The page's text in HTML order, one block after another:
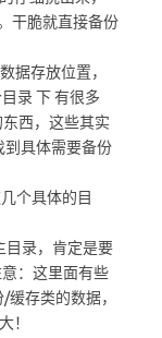
干脆就直接备份
据存放位置，
录 下 有很多
西，这些其实
具体需要备份
个具体的目
目录，肯定是要
：这里面有些
存类的数据，
！